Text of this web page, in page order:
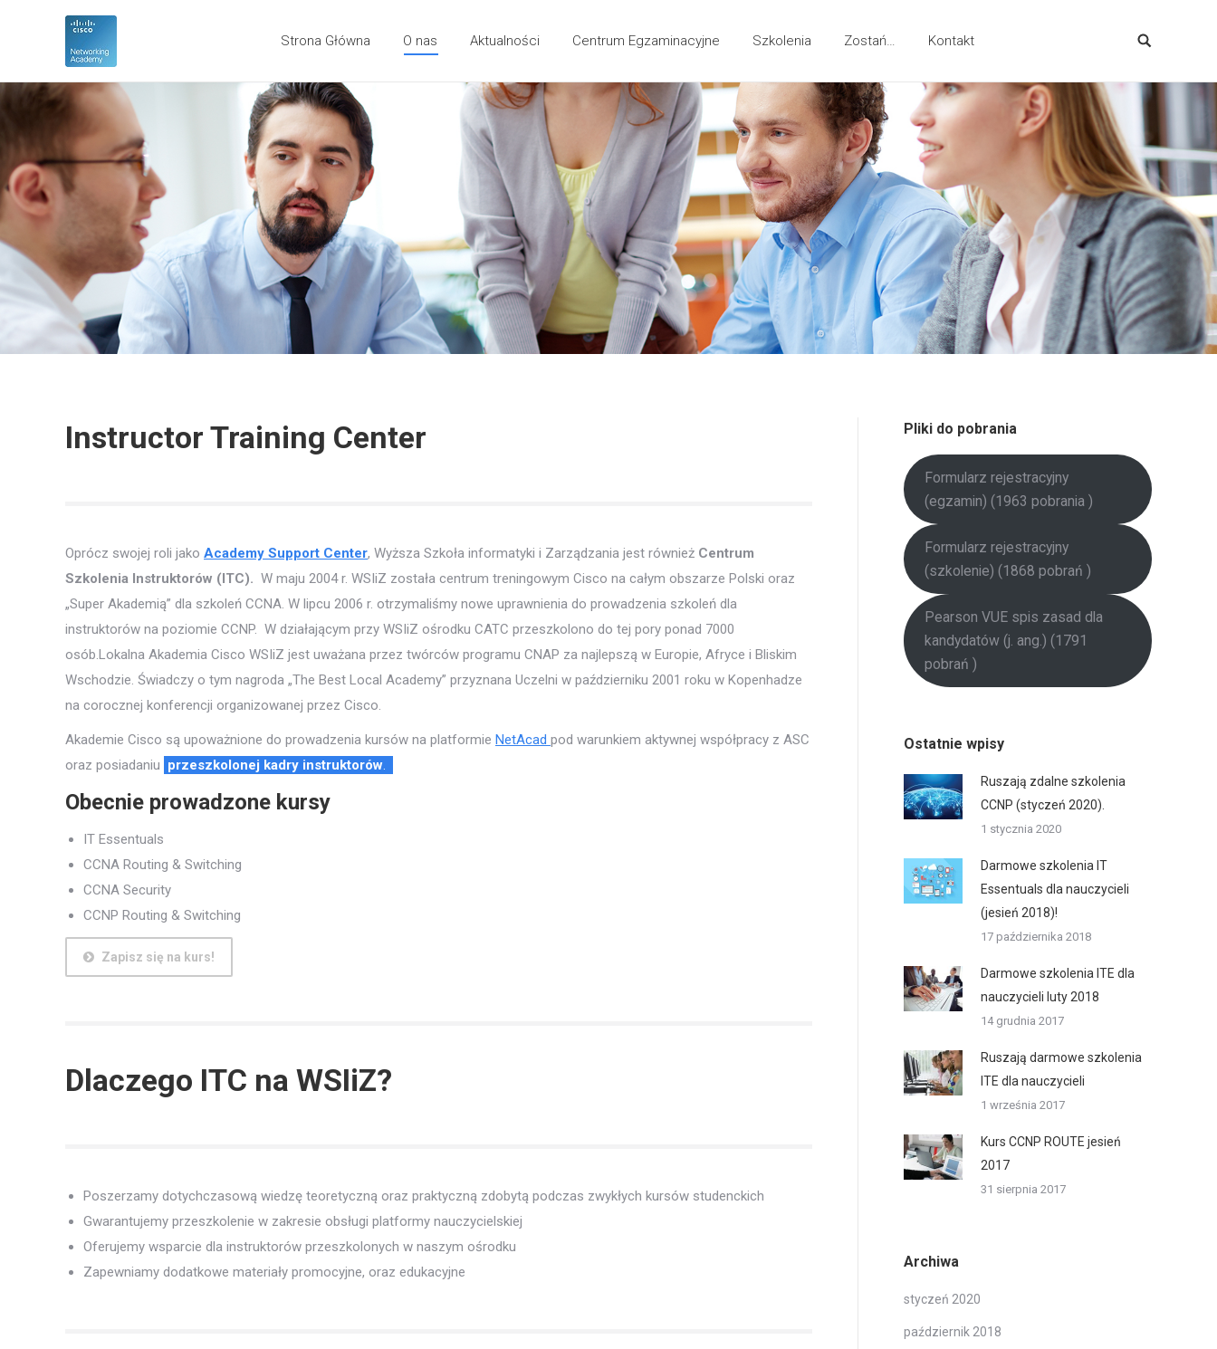
Strona Główna O nas Aktualności Centrum Egzaminacyjne Szkolenia Zostań… Kontakt Search:
Instructor Training Center
Oprócz swojej roli jako Academy Support Center, Wyższa Szkoła informatyki i Zarządzania jest również Centrum
Szkolenia Instruktorów (ITC). W maju 2004 r. WSIiZ została centrum treningowym Cisco na całym obszarze Polski oraz
„Super Akademią” dla szkoleń CCNA. W lipcu 2006 r. otrzymaliśmy nowe uprawnienia do prowadzenia szkoleń dla
instruktorów na poziomie CCNP. W działającym przy WSIiZ ośrodku CATC przeszkolono do tej pory ponad 7000
osób.Lokalna Akademia Cisco WSIiZ jest uważana przez twórców programu CNAP za najlepszą w Europie, Afryce i Bliskim
Wschodzie. Świadczy o tym nagroda „The Best Local Academy” przyznana Uczelni w październiku 2001 roku w Kopenhadze
na corocznej konferencji organizowanej przez Cisco.
Akademie Cisco są upoważnione do prowadzenia kursów na platformie NetAcad pod warunkiem aktywnej współpracy z ASC
oraz posiadaniu przeszkolonej kadry instruktorów.
Obecnie prowadzone kursy
IT Essentuals
CCNA Routing & Switching
CCNA Security
CCNP Routing & Switching
Zapisz się na kurs!
Dlaczego ITC na WSIiZ?
Poszerzamy dotychczasową wiedzę teoretyczną oraz praktyczną zdobytą podczas zwykłych kursów studenckich
Gwarantujemy przeszkolenie w zakresie obsługi platformy nauczycielskiej
Oferujemy wsparcie dla instruktorów przeszkolonych w naszym ośrodku
Zapewniamy dodatkowe materiały promocyjne, oraz edukacyjne
Pliki do pobrania
Formularz rejestracyjny
(egzamin) (1963 pobrania )
Formularz rejestracyjny
(szkolenie) (1868 pobrań )
Pearson VUE spis zasad dla
kandydatów (j. ang.) (1791
pobrań )
Ostatnie wpisy
Ruszają zdalne szkolenia
CCNP (styczeń 2020).
1 stycznia 2020
Darmowe szkolenia IT
Essentuals dla nauczycieli
(jesień 2018)!
17 października 2018
Darmowe szkolenia ITE dla
nauczycieli luty 2018
14 grudnia 2017
Ruszają darmowe szkolenia
ITE dla nauczycieli
1 września 2017
Kurs CCNP ROUTE jesień
2017
31 sierpnia 2017
Archiwa
styczeń 2020
październik 2018